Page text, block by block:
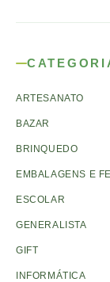
ARTESANATO
BAZAR
BRINQUEDO
EMBALAGENS E
ESCOLAR
GENERALISTA
GIFT
INFORMÁTICA